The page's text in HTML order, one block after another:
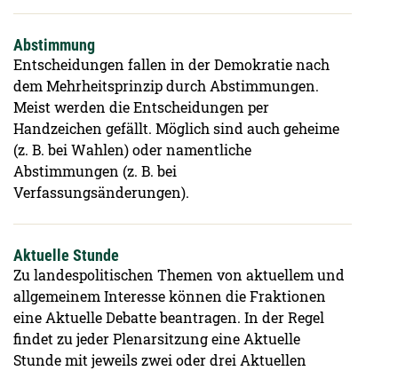
Abstimmung
Entscheidungen fallen in der Demokratie nach
dem Mehrheitsprinzip durch Abstimmungen.
Meist werden die Entscheidungen per
Handzeichen gefällt. Möglich sind auch geheime
(z. B. bei Wahlen) oder namentliche
Abstimmungen (z. B. bei
Verfassungsänderungen).
Aktuelle Stunde
Zu landespolitischen Themen von aktuellem und
allgemeinem Interesse können die Fraktionen
eine Aktuelle Debatte beantragen. In der Regel
findet zu jeder Plenarsitzung eine Aktuelle
Stunde mit jeweils zwei oder drei Aktuellen